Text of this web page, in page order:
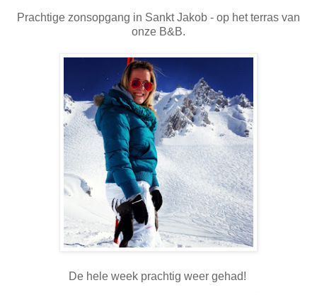
Prachtige zonsopgang in Sankt Jakob - op het terras van
onze B&B.
De hele week prachtig weer gehad!